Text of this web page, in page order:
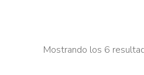
Mostrando los 6